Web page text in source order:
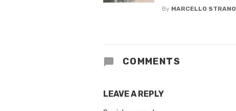
By MARCELLO STRANO
COMMENTS
LEAVE A REPLY